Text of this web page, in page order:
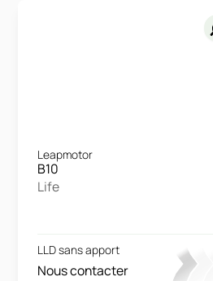
Leapmotor
B10
Life
LLD sans apport
Nous contacter